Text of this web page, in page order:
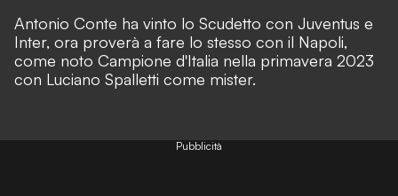
Antonio Conte ha vinto lo Scudetto con Juventus e
Inter, ora proverà a fare lo stesso con il Napoli,
come noto Campione d'Italia nella primavera 2023
con Luciano Spalletti come mister.
Pubblicità